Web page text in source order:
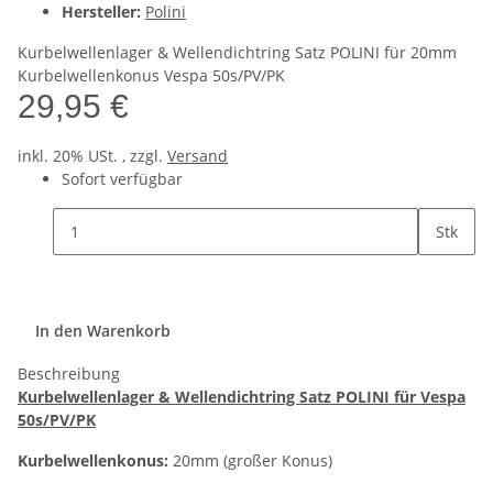
Hersteller: Polini
Kurbelwellenlager & Wellendichtring Satz POLINI für 20mm
Kurbelwellenkonus Vespa 50s/PV/PK
29,95 €
inkl. 20% USt. , zzgl. Versand
Sofort verfügbar
Stk
In den Warenkorb
Beschreibung
Kurbelwellenlager & Wellendichtring Satz POLINI für Vespa
50s/PV/PK
Kurbelwellenkonus: 20mm (großer Konus)